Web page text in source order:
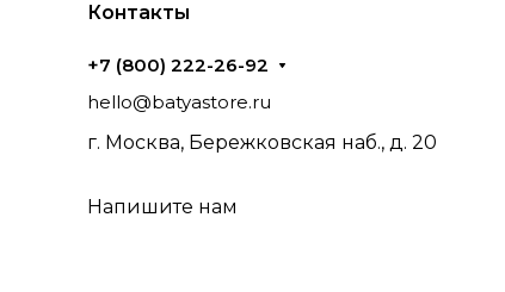
Контакты
+7 (800) 222-26-92
hello@batyastore.ru
г. Москва, Бережковская наб., д. 20
Напишите нам